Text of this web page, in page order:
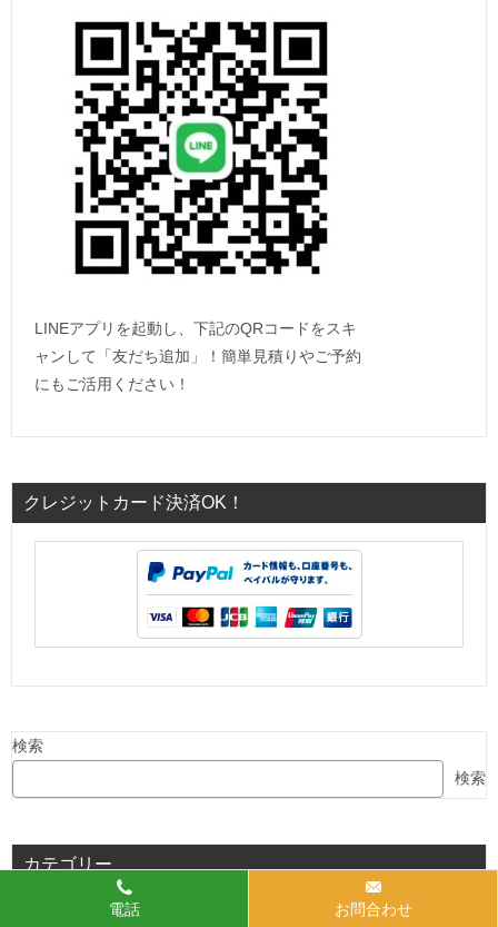
LINEアプリを起動し、下記のQRコードをスキ
ャンして「友だち追加」！簡単見積りやご予約
にもご活用ください！
クレジットカード決済OK！
検索
検索
カテゴリー
お役立ち情報(お掃除方法など) (109)
電話 お問合わせ